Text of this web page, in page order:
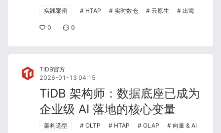
实践案例 HTAP 实时数仓 云原生 出海
0 0
TiDB官方
2026-01-13 04:15
TiDB 架构师：数据底座已成为
企业级 AI 落地的核心变量
架构选型 OLTP HTAP OLAP
向量 & AI